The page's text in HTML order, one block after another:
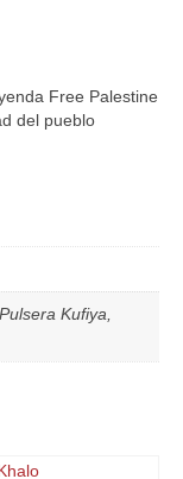
Free Palestine
del pueblo
Kufiya,